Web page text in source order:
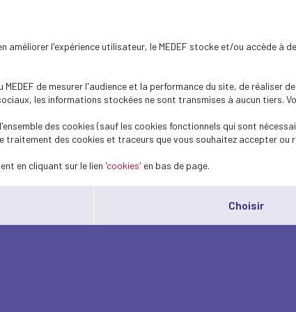
améliorer l'expérience utilisateur, le MEDEF stocke et/ou accède
de mesurer l'audience et la performance du site, de
les informations stockées ne sont transmises à aucun
des cookies (sauf les cookies fonctionnels qui sont
des cookies et traceurs que vous souhaitez accepter ou
en cliquant sur le lien 'cookies' en bas de page.
Choisir